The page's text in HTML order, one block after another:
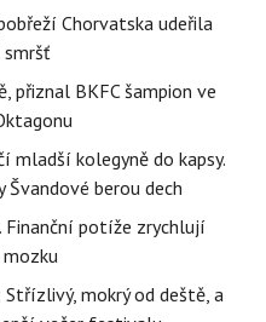
Chorvatska udeřila
smršť
přiznal BKFC šampion ve
mladší kolegyně do kapsy.
berou dech
Finanční potíže zrychlují
mokrý od deště, a